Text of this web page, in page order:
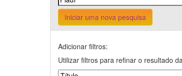
Iniciar uma nova pesquisa
Adicionar filtros:
Utilizar filtros para refinar o resultado